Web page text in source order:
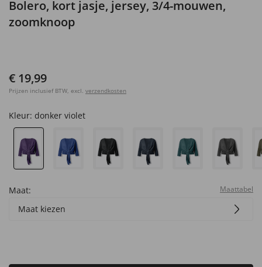
Bolero, kort jasje, jersey, 3/4-mouwen,
zoomknoop
€ 19,99
Prijzen inclusief BTW, excl. verzendkosten
Kleur: donker violet
Maat: Maattabel
Maat kiezen